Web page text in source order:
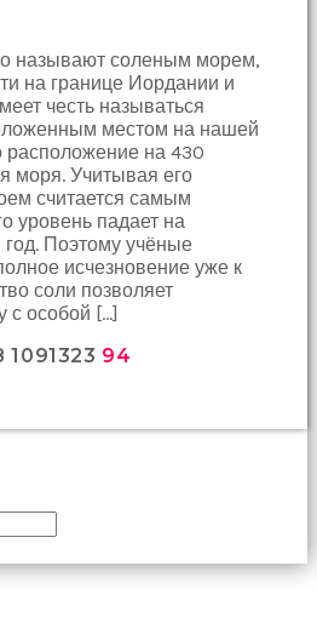
называют соленым морем,
на границе Иордании и
честь называться
местом на нашей
расположение на 430
моря. Учитывая его
считается самым
уровень падает на
Поэтому учёные
исчезновение уже к
соли позволяет
с особой […]
1091323 94